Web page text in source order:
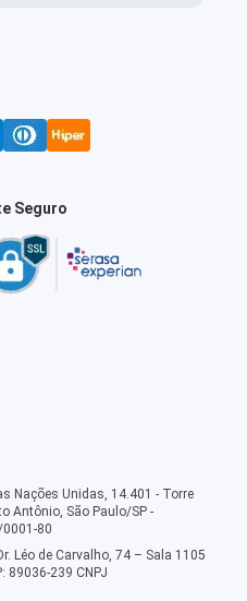
Seguro
Nações Unidas, 14.401 - Torre
Antônio, São Paulo/SP -
0001-80
Léo de Carvalho, 74 – Sala 1105
89036-239 CNPJ